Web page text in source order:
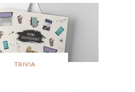
TRIVIA